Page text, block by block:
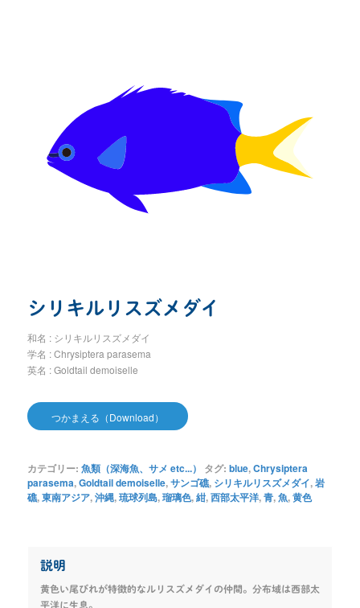
シリキルリスズメダイ
和名 : シリキルリスズメダイ
学名 : Chrysiptera parasema
英名 : Goldtail demoiselle
つかまえる（Download）
カテゴリー: 魚類（深海魚、サメ etc...） タグ: blue,Chrysiptera
parasema,Goldtail demoiselle,サンゴ礁, シリキルリスズメダイ,岩
礁,東南アジア,沖縄,琉球列島,瑠璃色,紺,西部太平洋,青,魚,黄色
説明
黄色い尾びれが特徴的なルリスズメダイの仲間。分布域は西部太
平洋に生息。